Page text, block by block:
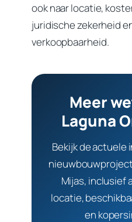
ook naar locatie,
juridische zekerheid
verkoopbaarheid.
Meer
Laguna
Bekijk de actuele
Mijas, inclusief
locatie,
en